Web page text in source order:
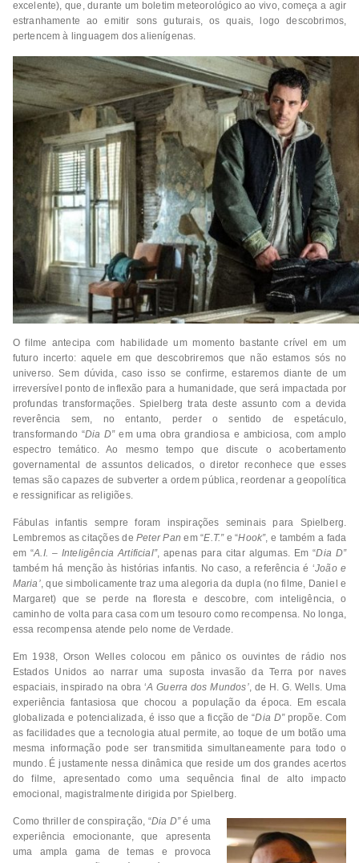
excelente), que, durante um boletim meteorológico ao vivo, começa a agir
estranhamente ao emitir sons guturais, os quais, logo descobrimos,
pertencem à linguagem dos alienígenas.
O filme antecipa com habilidade um momento bastante crível em um
futuro incerto: aquele em que descobriremos que não estamos sós no
universo. Sem dúvida, caso isso se confirme, estaremos diante de um
irreversível ponto de inflexão para a humanidade, que será impactada por
profundas transformações. Spielberg trata deste assunto com a devida
reverência sem, no entanto, perder o sentido de espetáculo,
transformando “Dia D”em uma obra grandiosa e ambiciosa, com amplo
espectro temático. Ao mesmo tempo que discute o acobertamento
governamental de assuntos delicados, o diretor reconhece que esses
temas são capazes de subverter a ordem pública, reordenar a geopolítica
e ressignificar as religiões.
Fábulas infantis sempre foram inspirações seminais para Spielberg.
Lembremos as citações dePeter Pan em “E.T.”e “Hook”, e também a fada
em “A.I. – Inteligência Artificial”, apenas para citar algumas. Em “Dia D”
também há menção às histórias infantis. No caso, a referência é ‘João e
Maria’, que simbolicamente traz uma alegoria da dupla (no filme, Daniel e
Margaret) que se perde na floresta e descobre, com inteligência, o
caminho de volta para casa com um tesouro como recompensa. No longa,
essa recompensa atende pelo nome de Verdade.
Em 1938, Orson Welles colocou em pânico os ouvintes de rádio nos
Estados Unidos ao narrar uma suposta invasão da Terra por naves
espaciais, inspirado na obra ‘A Guerra dos Mundos’, de H. G. Wells. Uma
experiência fantasiosa que chocou a população da época. Em escala
globalizada e potencializada, é isso que a ficção de “Dia D”propõe. Com
as facilidades que a tecnologia atual permite, ao toque de um botão uma
mesma informação pode ser transmitida simultaneamente para todo o
mundo. É justamente nessa dinâmica que reside um dos grandes acertos
do filme, apresentado como uma sequência final de alto impacto
emocional, magistralmente dirigida por Spielberg.
Como thriller de conspiração, “Dia D”é uma
experiência emocionante, que apresenta
uma ampla gama de temas e provoca